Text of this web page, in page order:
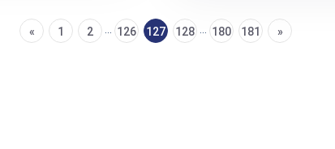
« 1 2 ... 126 127 128 ... 180 181 »